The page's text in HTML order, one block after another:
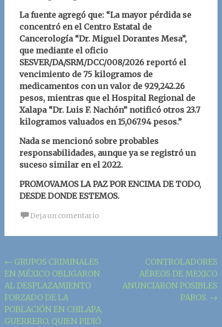
La fuente agregó que: “La mayor pérdida se
concentró en el Centro Estatal de
Cancerología “Dr. Miguel Dorantes Mesa”,
que mediante el oficio
SESVER/DA/SRM/DCC/008/2026 reportó el
vencimiento de 75 kilogramos de
medicamentos con un valor de 929,242.26
pesos, mientras que el Hospital Regional de
Xalapa “Dr. Luis F. Nachón” notificó otros 23.7
kilogramos valuados en 15,067.94 pesos.”
Nada se mencionó sobre probables
responsabilidades, aunque ya se registró un
suceso similar en el 2022.
PROMOVAMOS LA PAZ POR ENCIMA DE TODO,
DESDE DONDE ESTEMOS.
Deja un comentario
Navegación
de
la
entrada
← GRUPOS CRIMINALES
EN MÉXICO OBLIGARON
AL DESPLAZAMIENTO
FORZADO DE LA
POBLACIÓN EN CHILAPA,
GUERRERO, QUIEN PIDIÓ
CONTROLADORES
AÉREOS DE MEXICO
ANUNCIARON POSIBLES
PAROS. →